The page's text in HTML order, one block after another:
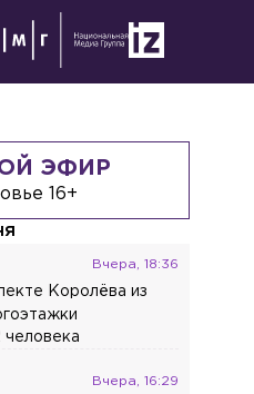
ЭФИР
16+
Вчера, 18:36
Королёва из
человека
Вчера, 16:29